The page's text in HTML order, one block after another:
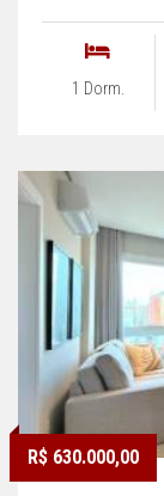
1 Dorm.
R$ 630.000,00